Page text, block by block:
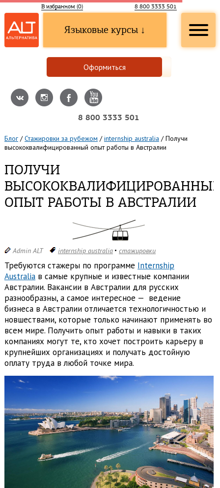
В избранном (0) 8 800 3333 501
Языковые курсы ↓
Оформиться
8 800 3333 501
Блог /Стажировки за рубежом /internship australia /Получи
высококвалифицированный опыт работы в Австралии
ПОЛУЧИ
ОПЫТ РАБОТЫ В АВСТРАЛИИ
Admin ALT internship australia стажировки
Требуются стажеры по программе Internship
Australia в самые крупные и известные компании
Австралии. Вакансии в Австралии для русских
разнообразны, а самое интересное — ведение
бизнеса в Австралии отличается технологичностью и
новшествами, которые только начинают применять во
всем мире. Получить опыт работы и навыки в таких
компаниях могут те, кто хочет построить карьеру в
крупнейших организациях и получать достойную
оплату труда в любой точке мира.